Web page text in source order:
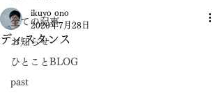
全ての記事
お知らせ
ひとことBLOG
past
ディスタンス
ikuyo ono
2020年7月28日